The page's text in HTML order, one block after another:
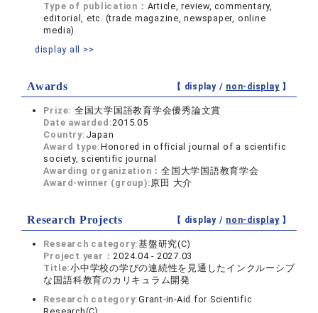
Type of publication： Article, review, commentary,
editorial, etc. (trade magazine, newspaper, online
media)
display all >>
Awards 【 display / non-display】
Prize: 全国大学国語教育学会優秀論文賞
Date awarded:2015.05
Country: Japan
Award type:Honored in official journal of a scientific
society, scientific journal
Awarding organization：全国大学国語教育学会
Award-winner (group):原田 大介
Research Projects 【 display / non-display】
Research category:基盤研究(C)
Project year：2024.04 - 2027.03
Title:小中学校の学びの連続性を見通したインクルーシブ
な国語科教育のカリキュラム開発
Research category:Grant-in-Aid for Scientific